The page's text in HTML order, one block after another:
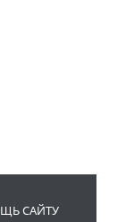
САЙТУ